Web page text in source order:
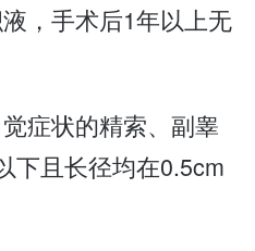
液，手术后1年以上无
症状的精索、副睾
下且长径均在0.5cm